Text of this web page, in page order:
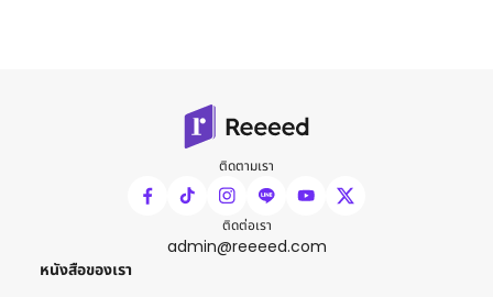
ติดตามเรา
ติดต่อเรา
admin@reeeed.com
หนังสือของเรา